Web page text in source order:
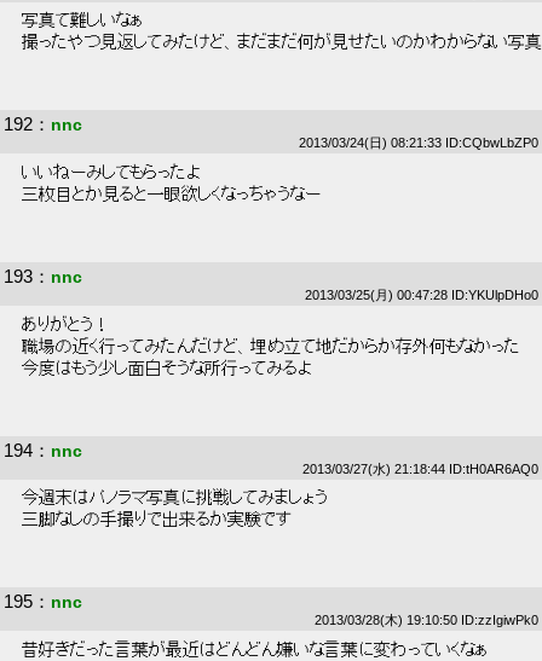
写真て難しいなぁ
撮ったやつ見返してみたけど、まだまだ何が見せたいのかわからない写
192 ： nnc
2013/03/24(日) 08:21:33 ID:CQbwLbZP0
いいねーみしてもらったよ
三枚目とか見ると一眼欲しくなっちゃうなー
193 ： nnc
2013/03/25(月) 00:47:28 ID:YKUlpDHo0
ありがとう！
職場の近く行ってみたんだけど、埋め立て地だからか存外何もなかった
今度はもう少し面白そうな所行ってみるよ
194 ： nnc
2013/03/27(水) 21:18:44 ID:tH0AR6AQ0
今週末はパノラマ写真に挑戦してみましょう
三脚なしの手撮りで出来るか実験です
195 ： nnc
2013/03/28(木) 19:10:50 ID:zzIgiwPk0
昔好きだった言葉が最近はどんどん嫌いな言葉に変わっていくなぁ